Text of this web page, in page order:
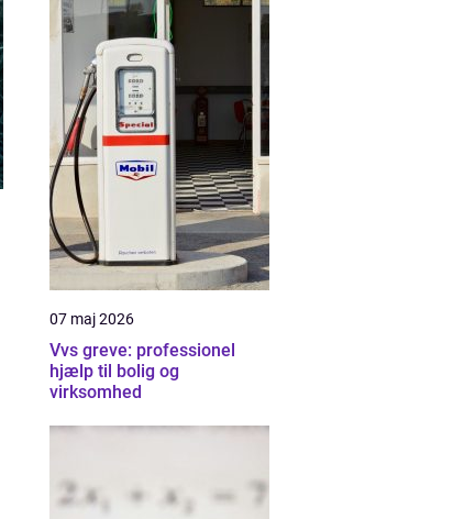
07 maj 2026
Vvs greve: professionel
hjælp til bolig og
virksomhed